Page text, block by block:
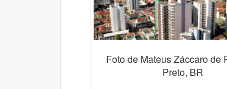
Foto de Mateus Záccaro de
Preto, BR